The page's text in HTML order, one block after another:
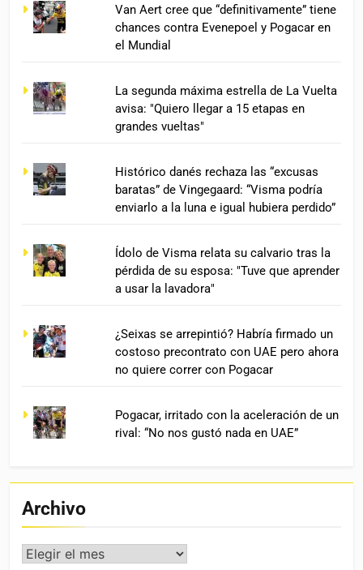
Van Aert cree que “definitivamente” tiene
chances contra Evenepoel y Pogacar en
el Mundial
La segunda máxima estrella de La Vuelta
avisa: "Quiero llegar a 15 etapas en
grandes vueltas"
Histórico danés rechaza las “excusas
baratas” de Vingegaard: “Visma podría
enviarlo a la luna e igual hubiera perdido”
Ídolo de Visma relata su calvario tras la
pérdida de su esposa: "Tuve que aprender
a usar la lavadora"
¿Seixas se arrepintió? Habría firmado un
costoso precontrato con UAE pero ahora
no quiere correr con Pogacar
Pogacar, irritado con la aceleración de un
rival: “No nos gustó nada en UAE”
Archivo
Archivo